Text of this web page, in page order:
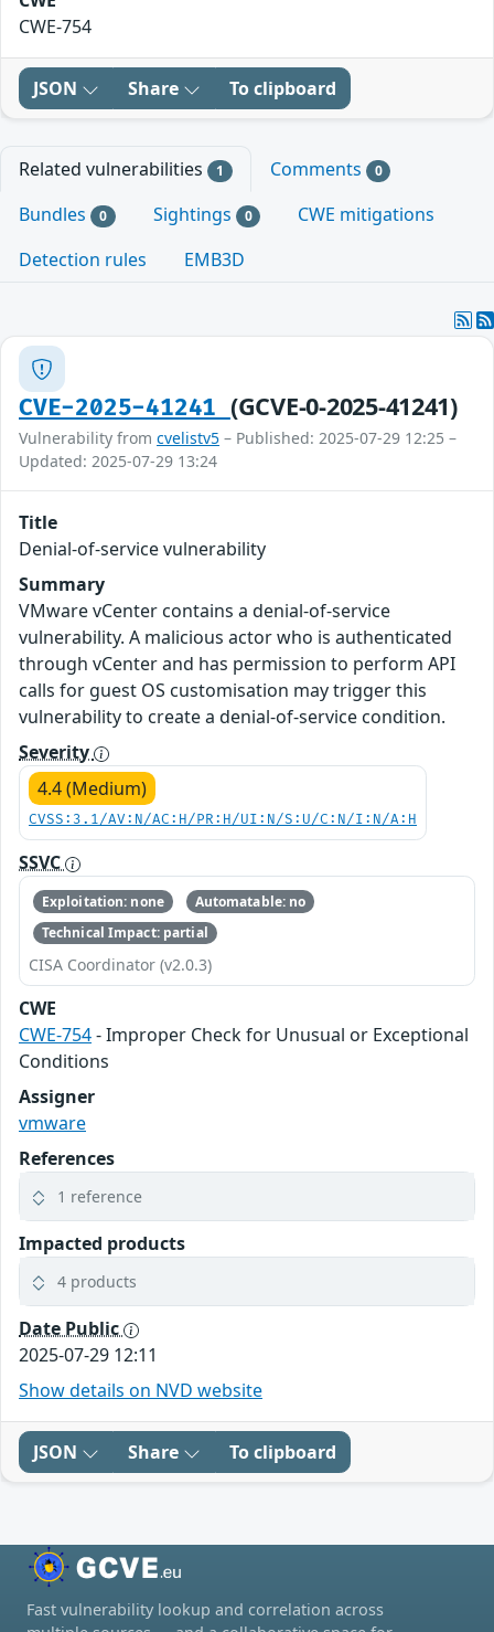
CWE-754
JSON Share To clipboard
Related vulnerabilities 1 Comments 0
Bundles 0 Sightings 0
CWE mitigations
Detection rules
EMB3D
CVE-2025-41241 (GCVE-0-2025-41241)
Vulnerability from cvelistv5 – Published: 2025-07-29 12:25 –
Updated: 2025-07-29 13:24
Title
Denial-of-service vulnerability
Summary
VMware vCenter contains a denial-of-service
vulnerability. A malicious actor who is authenticated
through vCenter and has permission to perform API
calls for guest OS customisation may trigger this
vulnerability to create a denial-of-service condition.
Severity
4.4 (Medium)
CVSS:3.1/AV:N/AC:H/PR:H/UI:N/S:U/C:N/I:N/A:H
SSVC
Exploitation: none
Automatable: no
Technical Impact: partial
CISA Coordinator (v2.0.3)
CWE
CWE-754- Improper Check for Unusual or Exceptional
Conditions
Assigner
vmware
References
1 reference
Impacted products
4 products
Date Public
2025-07-29 12:11
Show details on NVD website
JSON Share To clipboard
Fast vulnerability lookup and correlation across